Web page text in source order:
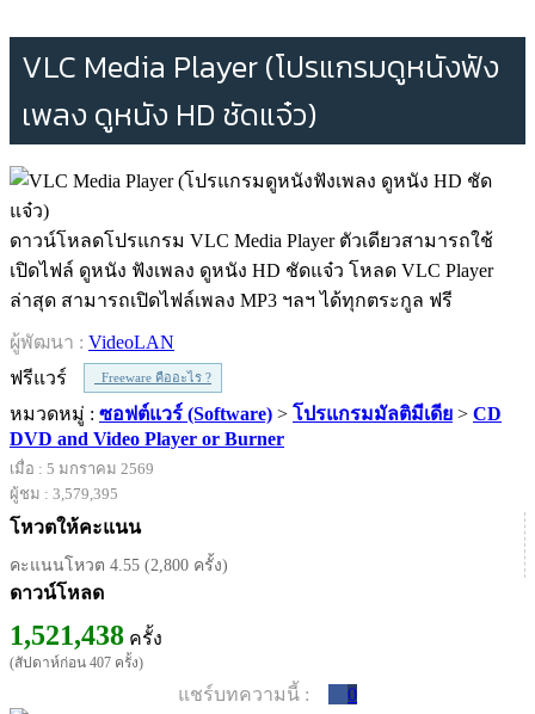
VLC Media Player (โปรแกรมดูหนังฟัง
เพลง ดูหนัง HD ชัดแจ๋ว)
ดาวน์โหลดโปรแกรม VLC Media Player ตัวเดียวสามารถใช้
เปิดไฟล์ ดูหนัง ฟังเพลง ดูหนัง HD ชัดแจ๋ว โหลด VLC Player
ล่าสุด สามารถเปิดไฟล์เพลง MP3 ฯลฯ ได้ทุกตระกูล ฟรี
ผู้พัฒนา : VideoLAN
ฟรีแวร์
Freeware คืออะไร ?
หมวดหมู่ : ซอฟต์แวร์ (Software) > โปรแกรมมัลติมีเดีย > CD
DVD and Video Player or Burner
เมื่อ : 5 มกราคม 2569
ผู้ชม : 3,579,395
โหวตให้คะแนน
คะแนนโหวต 4.55 (2,800 ครั้ง)
ดาวน์โหลด
1,521,438 ครั้ง
(สัปดาห์ก่อน 407 ครั้ง)
แชร์บทความนี้ : 0